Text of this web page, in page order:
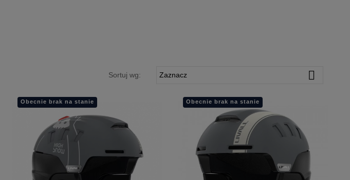
Sortuj wg: Zaznacz 
Obecnie brak na stanie Obecnie brak na stanie